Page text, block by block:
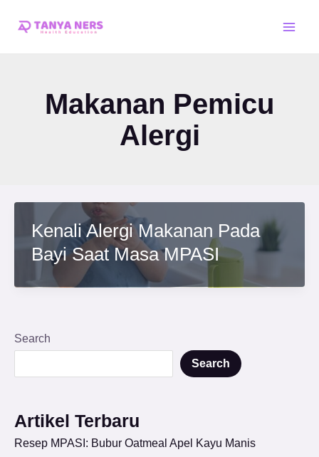
Makanan Pemicu
Alergi
Kenali Alergi Makanan Pada
Bayi Saat Masa MPASI
Search
Search
Artikel Terbaru
Resep MPASI: Bubur Oatmeal Apel Kayu Manis